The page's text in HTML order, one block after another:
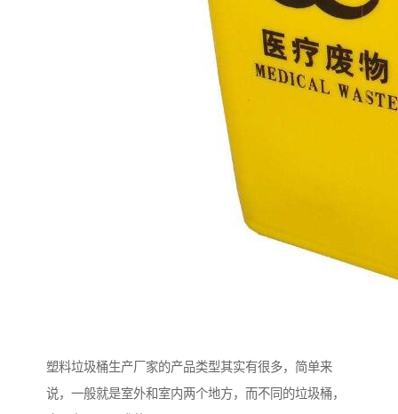
塑料垃圾桶生产厂家的产品类型其实有很多，简单来
说，一般就是室外和室内两个地方，而不同的垃圾桶，